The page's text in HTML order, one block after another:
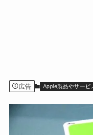
広告 Apple製品やサービ